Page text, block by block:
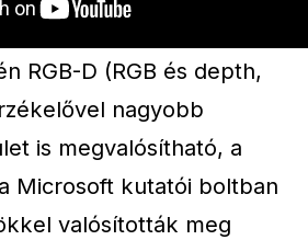
RGB-D (RGB és depth,
nagyobb
is megvalósítható, a
Microsoft kutatói boltban
valósították meg